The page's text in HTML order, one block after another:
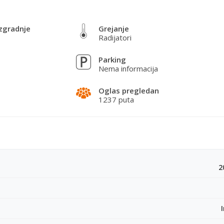
ulovi
Grejanje
Radijatori
Parking
Nema informacija
Oglas pregledan
1237 puta